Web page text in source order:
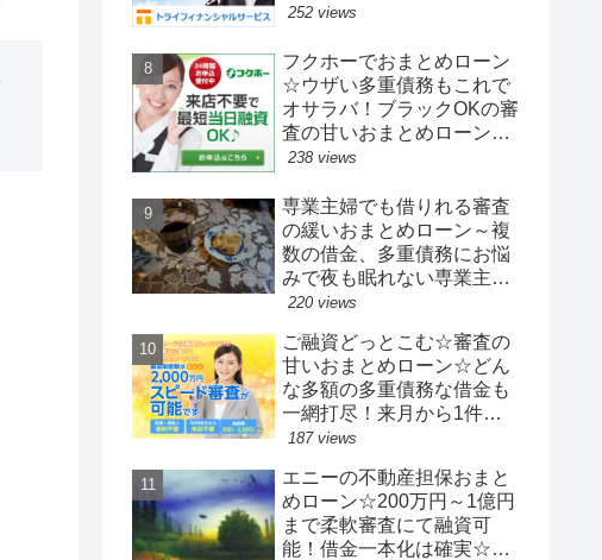
イト、パート、派遣、主
で複数の借金でお悩みの人
に借り換え可能
252 views
フクホーでおまとめローン
☆ウザい多重債務もこれで
オサラバ！ブラックOKの審
査の甘いおまとめローンな
らば過去不問！来店不要で
で即日一本化！家族にもバ
レずに借りれる
238 views
専業主婦でも借りれる審査
の緩いおまとめローン～複
数の借金、多重債務にお悩
みで夜も眠れない専業主婦
の方に
220 views
ご融資どっとこむ☆審査の
甘いおまとめローン☆どん
な多額の多重債務な借金も
一網打尽！来月から1件の
みの楽々返済♪もう借金返済
りません。完済まで一気に
頑張れるようになります。
審査は激甘です
187 views
エニーの不動産担保おまと
めローン☆200万円～1億円
まで柔軟審査にて融資可
能！借金一本化は確実☆下